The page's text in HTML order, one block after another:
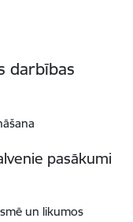
darbības
pasākumi
un likumos